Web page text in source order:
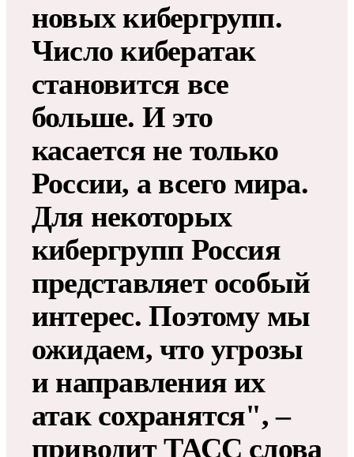
новых кибергрупп.
Число кибератак
становится все
больше. И это
касается не только
России, а всего мира.
Для некоторых
кибергрупп Россия
представляет особый
интерес. Поэтому мы
ожидаем, что угрозы
и направления их
атак сохранятся", –
приводитТАСС слова